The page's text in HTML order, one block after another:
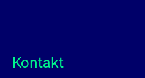
Kontakt